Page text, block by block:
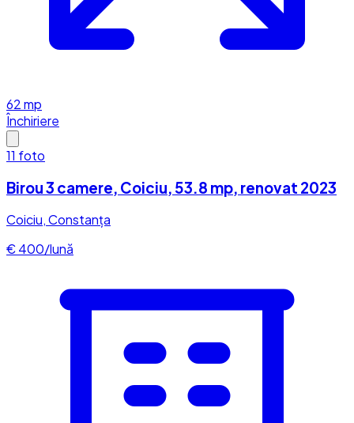
62mp
Închiriere
11 foto
Birou 3 camere, Coiciu, 53.8 mp, renovat 2023
Coiciu, Constanța
€ 400/lună